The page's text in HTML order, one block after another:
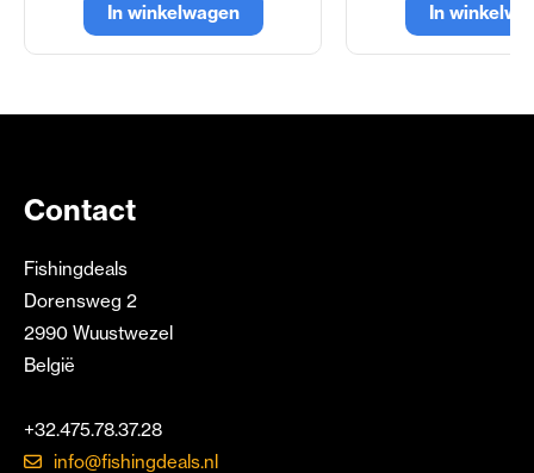
In winkelwagen In
Contact
Fishingdeals
Dorensweg 2
2990 Wuustwezel
België
+32.475.78.37.28
info@fishingdeals.nl